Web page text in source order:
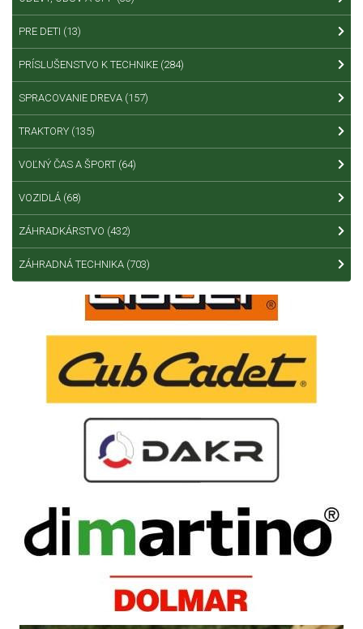
PRE DETI (13)
PRÍSLUŠENSTVO K TECHNIKE (284)
SPRACOVANIE DREVA (157)
TRAKTORY (135)
VOĽNÝ ČAS A ŠPORT (64)
VOZIDLÁ (68)
ZÁHRADKÁRSTVO (432)
ZÁHRADNÁ TECHNIKA (703)